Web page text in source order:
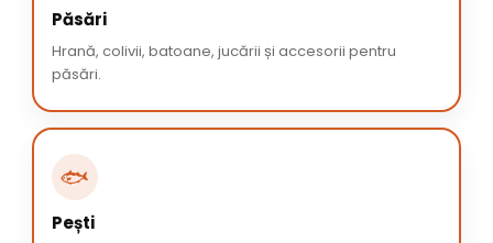
Păsări
Hrană, colivii, batoane, jucării și accesorii pentru
păsări.
🐟
Pești